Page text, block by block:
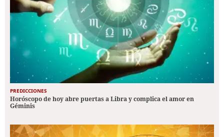
PREDICCIONES
Horóscopo de hoy abre puertas a Libra y complica el amor en
Géminis